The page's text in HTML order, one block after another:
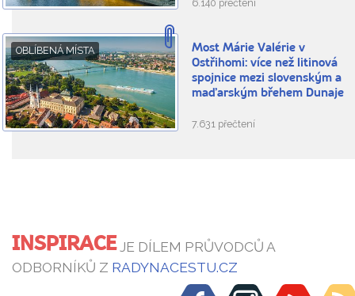
6.140 přečtení
OBLÍBENÁ MÍSTA
Most Márie Valérie v
Ostřihomi: více než litinová
spojnice mezi slovenským a
maďarským břehem Dunaje
7.631 přečtení
INSPIRACEJE DÍLEM PRŮVODCŮ A
ODBORNÍKŮ Z RADYNACESTU.CZ